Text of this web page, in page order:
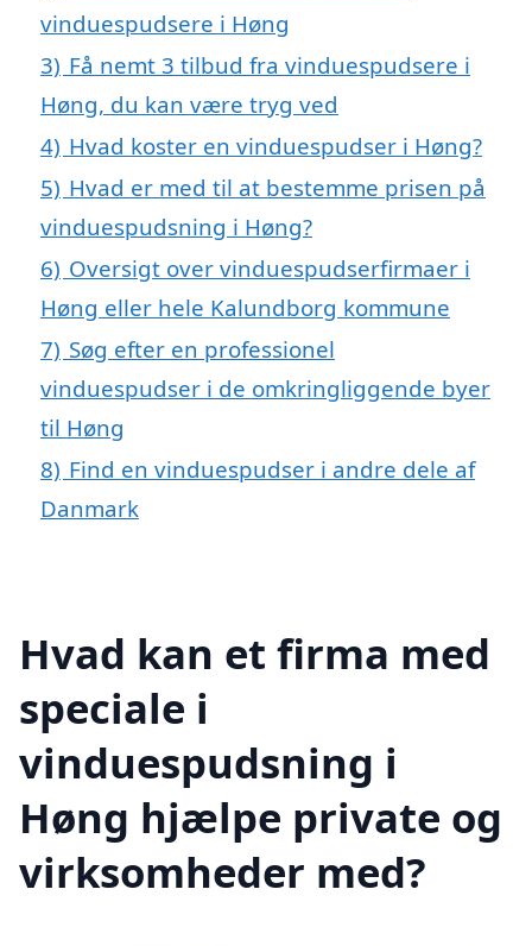
vinduespudsere i Høng
3) Få nemt 3 tilbud fra vinduespudsere i
Høng, du kan være tryg ved
4) Hvad koster en vinduespudser i Høng?
5) Hvad er med til at bestemme prisen på
vinduespudsning i Høng?
6) Oversigt over vinduespudserfirmaer i
Høng eller hele Kalundborg kommune
7) Søg efter en professionel
vinduespudser i de omkringliggende byer
til Høng
8) Find en vinduespudser i andre dele af
Danmark
Hvad kan et firma med
speciale i
vinduespudsning i
Høng hjælpe private og
virksomheder med?